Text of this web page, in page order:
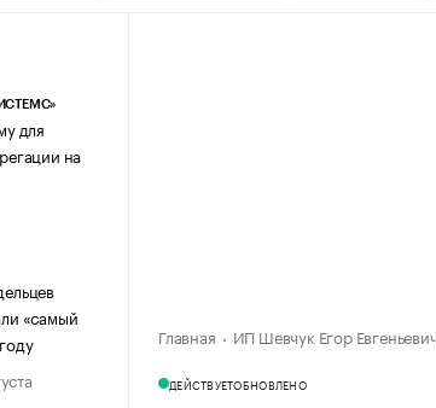
для
на
«самый
Главная ИП Шевчук Егор Евгеньевич
ДЕЙСТВУЕТОБНОВЛЕНО